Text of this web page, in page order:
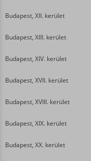
Budapest, XII. kerület
Budapest, XIII. kerület
Budapest, XIV. kerület
Budapest, XVII. kerület
Budapest, XVIII. kerület
Budapest, XIX. kerület
Budapest, XX. kerület